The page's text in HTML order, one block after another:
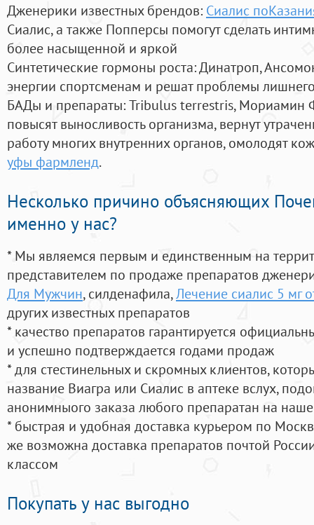
Дженерики известных брендов: Сиалис
Сиалис, а также Попперсы помогут сделать
более насыщенной и яркой
Синтетические гормоны роста: Динатроп,
энергии спортсменам и решат проблемы
БАДы и препараты:Tribulus terrestris, Мориамин
повысят выносливость организма, вернут
работу многих внутренних органов, омолодят
уфы фармленд.
Несколько причино объясняющих
именно у нас?
* Мы являемся первым и единственным на
представителем по продаже препаратов
Для Мужчин, силденафила,Лечение сиалис 5 мг
других известных препаратов
* качество препаратов гарантируется
и успешно подтверждается годами продаж
* для стестинельных и скромных клиентов,
название Виагра или Сиалис в аптеке вслух,
анонимныого заказа любого препаратан на
* быстрая и удобная доставка курьером по
же возможна доставка препаратов почтой
классом
Покупать у нас выгодно